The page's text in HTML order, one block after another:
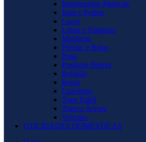
Instrumentos Musicais
Joias e Pedras
Laços
Letras e Números
Molduras
Pérolas e Bolas
Praia
Produtos Beleza
Religião
Rosas
Unicórnio
Torre Eifell
Tronco Árvore
Veículos
UTILIDADES DOMÉSTICAS